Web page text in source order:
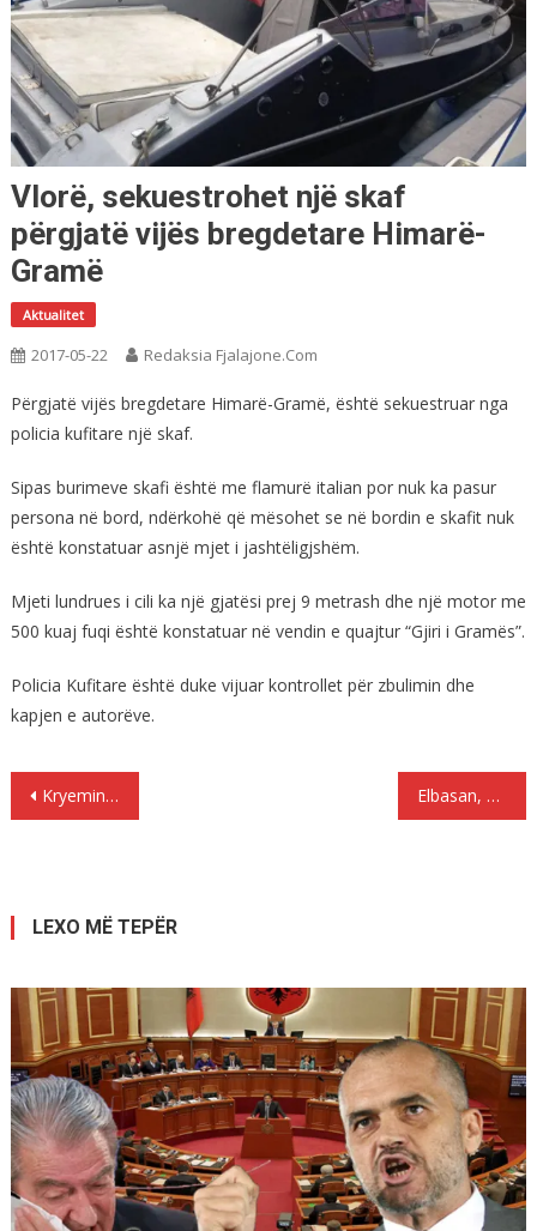
Vlorë, sekuestrohet një skaf
përgjatë vijës bregdetare Himarë-
Gramë
Aktualitet
2017-05-22 Redaksia Fjalajone.com
Përgjatë vijës bregdetare Himarë-Gramë, është sekuestruar nga
policia kufitare një skaf.
Sipas burimeve skafi është me flamurë italian por nuk ka pasur
persona në bord, ndërkohë që mësohet se në bordin e skafit nuk
është konstatuar asnjë mjet i jashtëligjshëm.
Mjeti lundrues i cili ka një gjatësi prej 9 metrash dhe një motor me
500 kuaj fuqi është konstatuar në vendin e quajtur “Gjiri i Gramës”.
Policia Kufitare është duke vijuar kontrollet për zbulimin dhe
kapjen e autorëve.
Lëvizje
Kryeministri “maturant” Elbasan, pako e dyshuar me eksploziv në një lokal
LEXO MË TEPËR